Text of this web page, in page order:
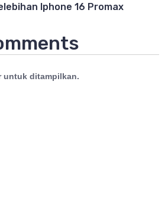
Iphone 16 Promax
untuk ditampilkan.